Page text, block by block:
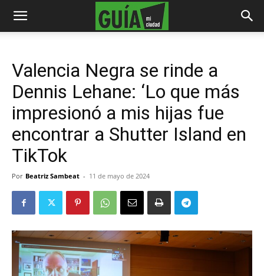
Valencia Negra se rinde a
Dennis Lehane: ‘Lo que más
impresionó a mis hijas fue
encontrar a Shutter Island en
TikTok
Por Beatriz Sambeat - 11 de mayo de 2024